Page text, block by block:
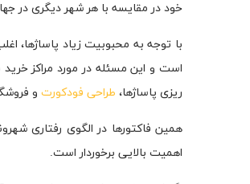
خود در مقایسه با هر شهر دیگری در
با توجه به محبوبیت زیاد پاساژها،
است و این مسئله در مورد مراکز
ریزی پاساژها، طراحی فودکورت و
همین فاکتورها در الگوی رفتاری
اهمیت بالایی برخوردار است.